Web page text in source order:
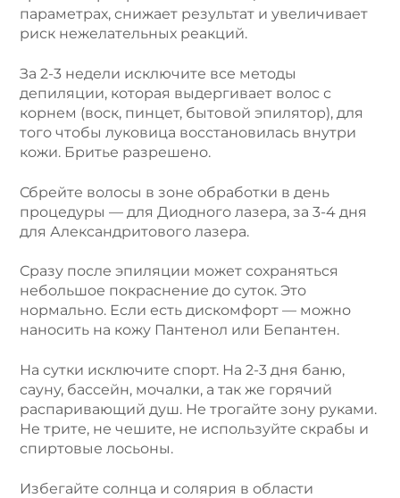
параметрах, снижает результат и увеличивает
риск нежелательных реакций.
За 2-3 недели исключите все методы
депиляции, которая выдергивает волос с
корнем (воск, пинцет, бытовой эпилятор), для
того чтобы луковица восстановилась внутри
кожи. Бритье разрешено.
Сбрейте волосы в зоне обработки в день
процедуры — для Диодного лазера, за 3-4 дня
для Александритового лазера.
Сразу после эпиляции может сохраняться
небольшое покраснение до суток. Это
нормально. Если есть дискомфорт — можно
наносить на кожу Пантенол или Бепантен.
На сутки исключите спорт. На 2-3 дня баню,
сауну, бассейн, мочалки, а так же горячий
распаривающий душ. Не трогайте зону руками.
Не трите, не чешите, не используйте скрабы и
спиртовые лосьоны.
Избегайте солнца и солярия в области